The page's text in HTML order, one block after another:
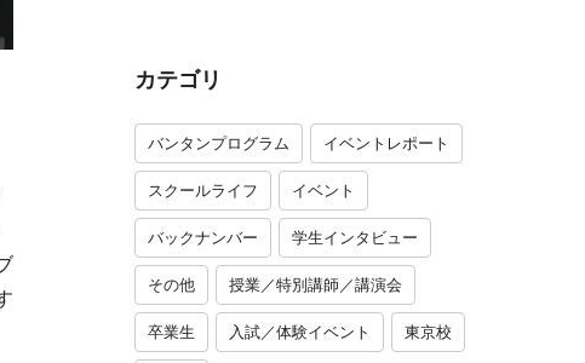
カテゴリ
バンタンプログラム イベントレポート
スクールライフ イベント
バックナンバー 学生インタビュー
その他 授業／特別講師／講演会
卒業生 入試／体験イベント 東京校